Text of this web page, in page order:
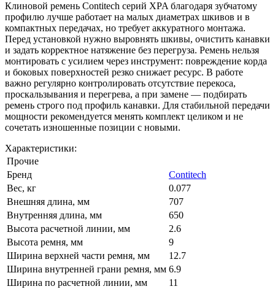
Клиновой ремень Contitech серий XPA благодаря зубчатому
профилю лучше работает на малых диаметрах шкивов и в
компактных передачах, но требует аккуратного монтажа.
Перед установкой нужно выровнять шкивы, очистить канавки
и задать корректное натяжение без перегруза. Ремень нельзя
монтировать с усилием через инструмент: повреждение корда
и боковых поверхностей резко снижает ресурс. В работе
важно регулярно контролировать отсутствие перекоса,
проскальзывания и перегрева, а при замене — подбирать
ремень строго под профиль канавки. Для стабильной передачи
мощности рекомендуется менять комплект целиком и не
сочетать изношенные позиции с новыми.
Характеристики:
Прочие
Бренд
Contitech
Вес, кг
0.077
Внешняя длина, мм
707
Внутренняя длина, мм
650
Высота расчетной линии, мм
2.6
Высота ремня, мм
9
Ширина верхней части ремня, мм
12.7
Ширина внутренней грани ремня, мм 6.9
Ширина по расчетной линии, мм
11